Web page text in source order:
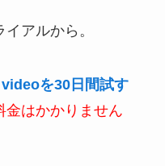
アルから。
を30日間試す
金はかかりません